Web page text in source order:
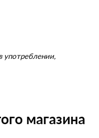
употреблении,
магазина